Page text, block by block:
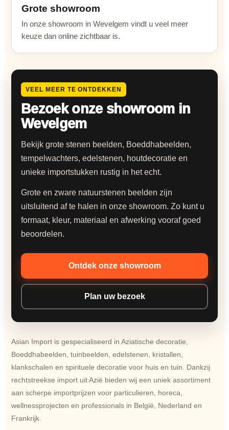
Grote showroom
In onze showroom in Wevelgem vindt u veel meer
keuze dan online zichtbaar is.
VEEL MEER TE ONTDEKKEN
Bezoek onze showroom in
Wevelgem
Bekijk grote stenen beelden, Boeddhabeelden,
tempelwachters, edelstenen, houtdecoratie en
unieke importstukken rustig in het echt.
Grote en zware natuurstenen beelden zijn
uitsluitend af te halen in onze showroom. Zo kunt u
formaat, kleur, materiaal en afwerking vooraf goed
beoordelen.
Ontdek onze showroom
Plan uw bezoek
Asian Import is gespecialiseerd in Aziatische decoratie,
Boeddhabeelden, tuinbeelden, edelstenen, kristallen,
klankschalen en spirituele decoratie voor huis en tuin. Dankzij
rechtstreekse import uit Azië bieden wij een uniek assortiment
aan scherpe importprijzen voor particulieren, horeca,
wellnessprojecten en professionals in België, Nederland en
Frankrijk.